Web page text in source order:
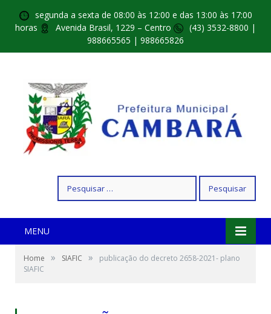
segunda a sexta de 08:00 às 12:00 e das 13:00 às 17:00
horas
Avenida Brasil, 1229 – Centro
(43) 3532-8800 |
988665565 | 988665826
por:
MENU
Home » SIAFIC »
publicação do decreto 2658-2021- plano
SIAFIC